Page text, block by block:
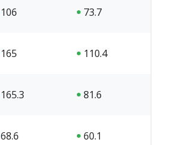
106 73.7
165 110.4
165.3 81.6
68.6 60.1